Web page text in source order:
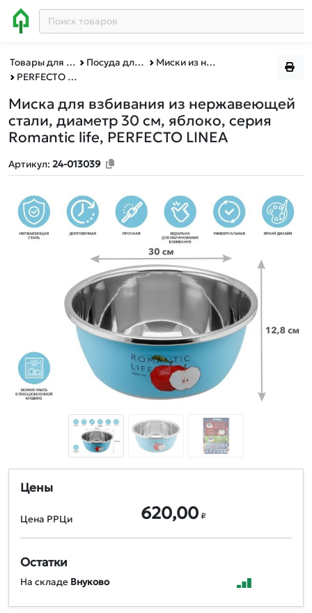
Товары для дома Посуда для готовки
Миски из нержавеющей стали
PERFECTO LINEA
Миска для взбивания из нержавеющей
стали, диаметр 30 см, яблоко, серия
Romantic life, PERFECTO LINEA
Артикул: 24-013039
Цены
Цена РРЦи 620,00 ₽
Остатки
На складе Внуково